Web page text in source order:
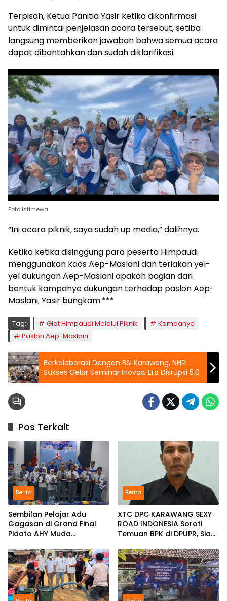
Terpisah, Ketua Panitia Yasir ketika dikonfirmasi
untuk dimintai penjelasan acara tersebut, setiba
langsung memberikan jawaban bahwa semua acara
dapat dibantahkan dan sudah diklarifikasi.
Foto Istimewa
“Ini acara piknik, saya sudah up media,” dalihnya.
Ketika ketika disinggung para peserta Himpaudi
menggunakan kaos Aep-Maslani dan teriakan yel-
yel dukungan Aep-Maslani apakah bagian dari
bentuk kampanye dukungan terhadap paslon Aep-
Maslani, Yasir bungkam.***
Tag: Giat Himpaudi Melalui Piknik
Kampanye
Paslon Aep-Maslani
Berkolaborasi Dengan BSI Karawang, NHRI
Sukses Gelar Seminar Inovasi Era Disrupsi 5.0
Pos Terkait
Berita
Sembilan Pelajar Adu
Gagasan di Grand Final
Pidato AHY Muda
Tingkat Nasional
Berita
XTC DPC KARAWANG SEXY
ROAD INDONESIA Soroti
Temuan BPK di DPUPR, Siap
ke Kejati